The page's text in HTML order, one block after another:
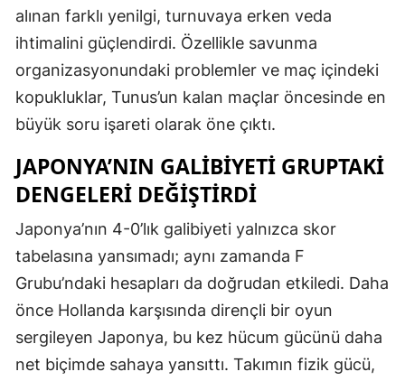
alınan farklı yenilgi, turnuvaya erken veda
ihtimalini güçlendirdi. Özellikle savunma
organizasyonundaki problemler ve maç içindeki
kopukluklar, Tunus’un kalan maçlar öncesinde en
büyük soru işareti olarak öne çıktı.
JAPONYA’NIN GALIBIYETI GRUPTAKI
DENGELERI DEĞIŞTIRDI
Japonya’nın 4-0’lık galibiyeti yalnızca skor
tabelasına yansımadı; aynı zamanda F
Grubu’ndaki hesapları da doğrudan etkiledi. Daha
önce Hollanda karşısında dirençli bir oyun
sergileyen Japonya, bu kez hücum gücünü daha
net biçimde sahaya yansıttı. Takımın fizik gücü,